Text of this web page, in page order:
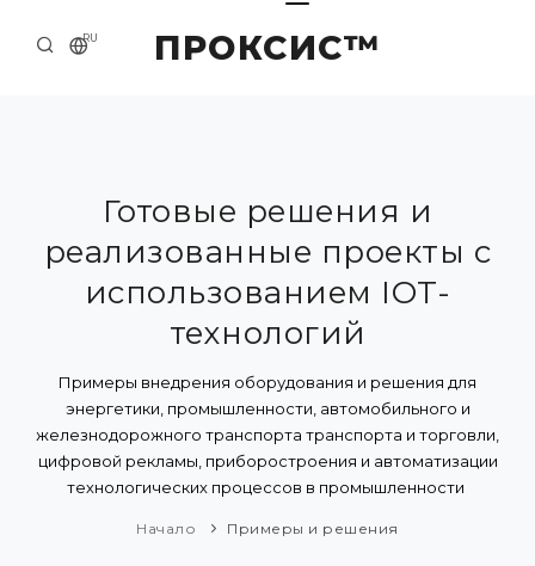
ПРОКСИС™
RU
О КОМПАНИИ
ПРИМЕРЫ И РЕШЕНИЯ
КАТАЛОГ ПРОДУКЦИИ
Готовые решения и
реализованные проекты с
использованием IOT-
технологий
Примеры внедрения оборудования и решения для
энергетики, промышленности, автомобильного и
железнодорожного транспорта транспорта и торговли,
цифровой рекламы, приборостроения и автоматизации
технологических процессов в промышленности
Начало Примеры и решения